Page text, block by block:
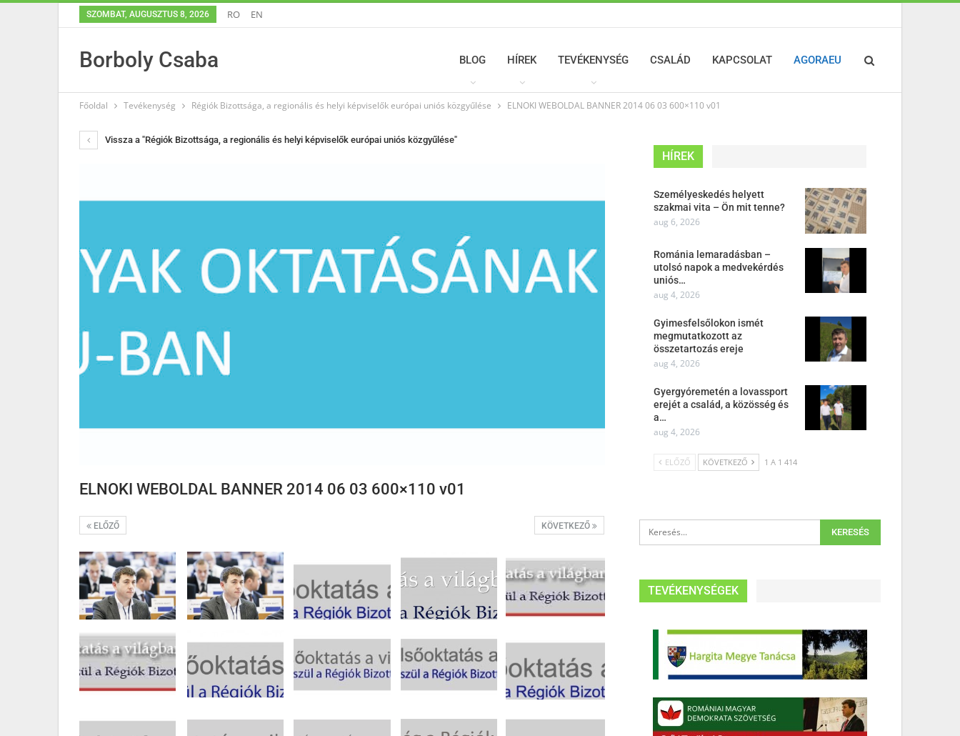
SZOMBAT, AUGUSZTUS 8, 2026 RO EN
Borboly Csaba BLOG HÍREK TEVÉKENYSÉG CSALÁD KAPCSOLAT AGORAEU
Főoldal Tevékenység Régiók Bizottsága, a regionális és helyi képviselők európai uniós közgyűlése ELNOKI WEBOLDAL BANNER 2014 06 03 600×110 v01
Vissza a "Régiók Bizottsága, a regionális és helyi képviselők európai uniós közgyűlése"
ELNOKI WEBOLDAL BANNER 2014 06 03 600×110 v01
KÖVETKEZŐ
ELŐZŐ
HÍREK
Személyeskedés helyett
szakmai vita – Ön mit tenne?
aug 6, 2026
Románia lemaradásban –
utolsó napok a medvekérdés
uniós…
aug 4, 2026
Gyimesfelsőlokon ismét
megmutatkozott az
összetartozás ereje
aug 4, 2026
Gyergyóremetén a lovassport
erejét a család, a közösség és
a…
aug 4, 2026
ELŐZŐ KÖVETKEZŐ 1 A 1 414
TEVÉKENYSÉGEK